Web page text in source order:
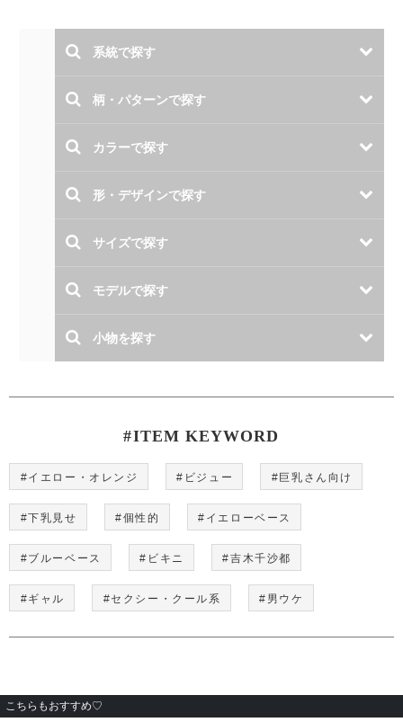
#ITEM KEYWORD
#イエロー・オレンジ #ビジュー #巨乳さん向け
#下乳見せ #個性的 #イエローベース
#ブルーベース #ビキニ #吉木千沙都
#ギャル #セクシー・クール系 #男ウケ
こちらもおすすめ♡